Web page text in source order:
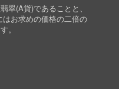
翠(A貨)であることと、
お求めの価格の二倍の
。